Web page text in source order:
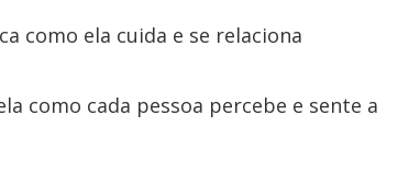
como ela cuida e se relaciona
como cada pessoa percebe e sente a